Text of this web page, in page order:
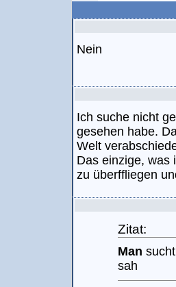
Nein
Ich suche nicht
gesehen habe.
Welt
Das einzige, was
zu überffliegen
Zitat:
Man
sah